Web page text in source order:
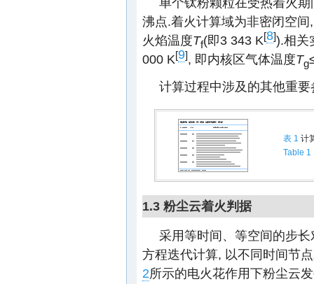
沸点.着火计算域为非密闭空
火焰温度Tf(即3 343 K[8]).相关
000 K[9], 即内核区气体温度Tg
计算过程中涉及的其他重要
表 1 计
Table 1
1.3 粉尘云着火判据
采用等时间、等空间的步
方程迭代计算, 以不同时间节
2所示的电火花作用下粉尘云